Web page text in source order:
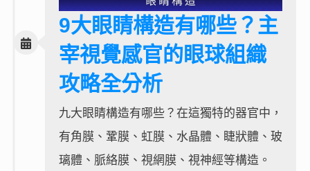
9大眼睛構造有哪些？主
宰視覺感官的眼球組織
攻略全分析
九大眼睛構造有哪些？在這獨特的器官中，
有角膜、鞏膜、虹膜、水晶體、睫狀體、玻
璃體、脈絡膜、視網膜、視神經等構造。